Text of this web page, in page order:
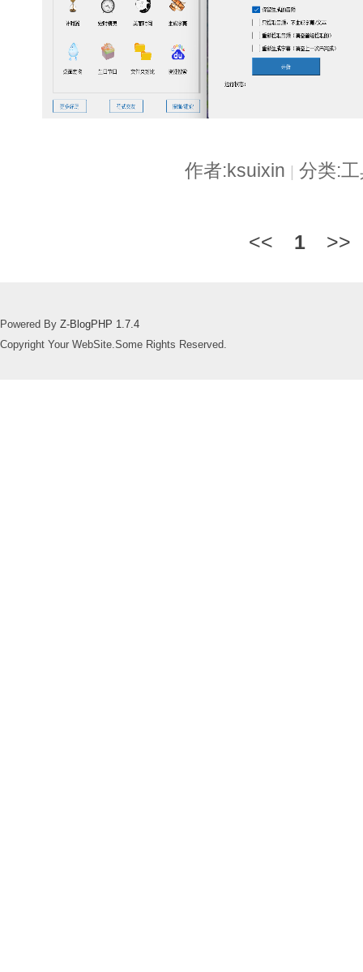
作者:ksuixin 分类:
<< 1 >>
Powered By Z-BlogPHP 1.7.4
Copyright Your WebSite.Some Rights Reserved.